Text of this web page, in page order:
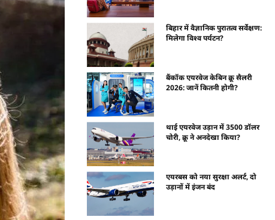
बिहार में वैज्ञानिक पुरातत्व सर्वेक्षण:
मिलेगा विश्व पर्यटन?
बैंकॉक एयरवेज केबिन क्रू सैलरी
2026: जानें कितनी होगी?
थाई एयरवेज उड़ान में 3500 डॉलर
चोरी, क्रू ने अनदेखा किया?
एयरबस को नया सुरक्षा अलर्ट, दो
उड़ानों में इंजन बंद